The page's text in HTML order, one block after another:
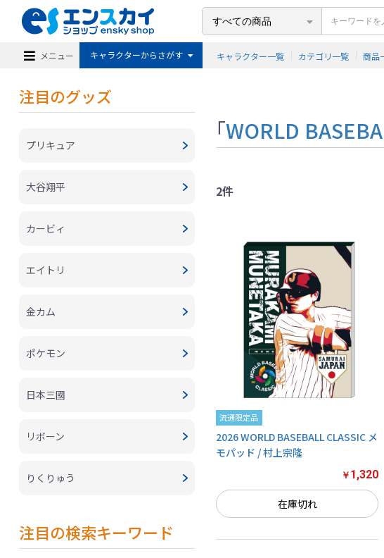
メニュー キャラクターからさがす キャラクター一覧 カテゴリ一覧 商品
注目のグッズ
プリキュア
大谷翔平
カービィ
エイトリ
金カム
ポケモン
日本三國
リボーン
りくりゅう
注目の検索キーワード
「WORLD
2件
流通限定品
2026 WORLD BASEBALL CLASSIC メ
モパッド / 村上宗隆
￥ 1,320
在庫切れ